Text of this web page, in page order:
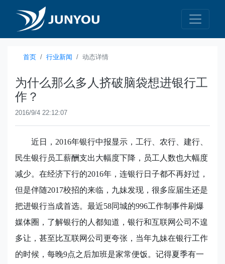
首页 行业新闻 动态详情
为什么那么多人挤破脑袋想进银行工
作？
2016/9/4 22:12:07
近日， 2016年银行中报显示，工行、农行、建行、
民生银行员工薪酬支出大幅度下降，员工人数也大幅度
减少。在经济下行的2016年，连银行日子都不再好过，
但是伴随2017校招的来临，九妹发现，很多应届生还是
把进银行当成首选。最近58同城的996工作制事件刷爆
媒体圈，了解银行的人都知道，银行和互联网公司不遑
多让，甚至比互联网公司更夸张，当年九妹在银行工作
的时候，每晚9点之后加班是家常便饭。记得夏季有一